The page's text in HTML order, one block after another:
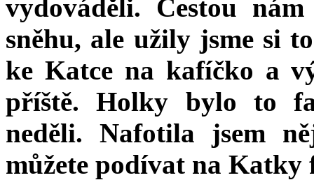
vydováděli. Cestou
sněhu, ale užily jsme si
ke Katce na kafíčko a
příště. Holky bylo to
neděli. Nafotila jsem
můžete podívat na